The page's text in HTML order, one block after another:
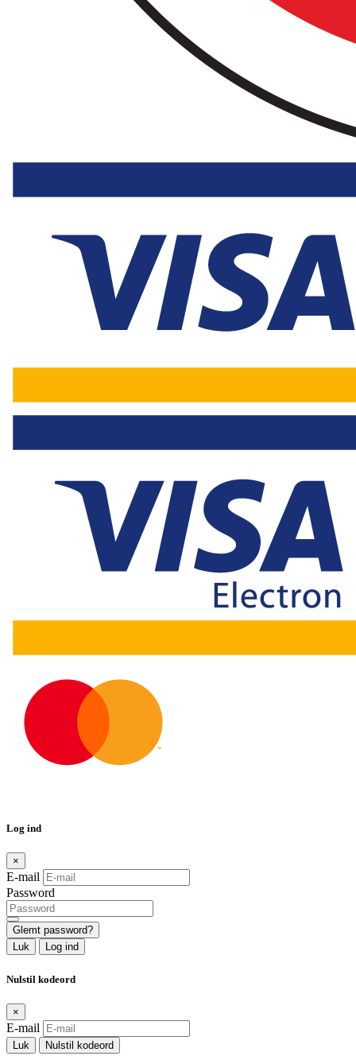
Log ind
×
E-mail
Password
Glemt password?
Luk
Log ind
Nulstil kodeord
×
E-mail
Luk Nulstil kodeord